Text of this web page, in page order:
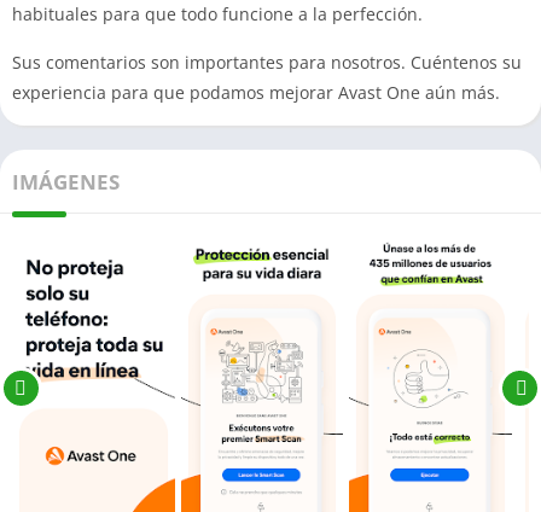
habituales para que todo funcione a la perfección.
Sus comentarios son importantes para nosotros. Cuéntenos su
experiencia para que podamos mejorar Avast One aún más.
IMÁGENES